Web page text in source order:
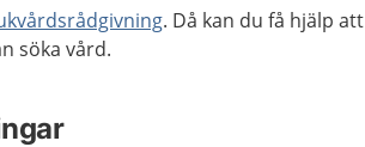
. Då kan du få hjälp att
söka vård.